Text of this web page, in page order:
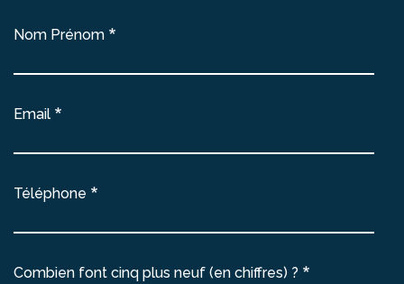
Nom Prénom
Email
Téléphone
Combien font cinq plus neuf (en chiffres) ?